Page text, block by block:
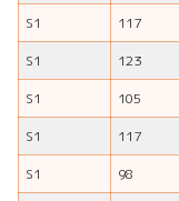
S1
117
S1
123
S1
105
S1
117
S1
98